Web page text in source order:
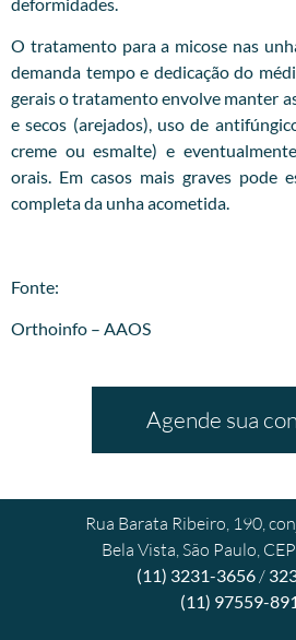
O tratamento para a micose nas
demanda tempo e dedicação do
gerais o tratamento envolve manter
e secos (arejados), uso de
creme ou esmalte) e
orais. Em casos mais graves pode
completa da unha acometida.
Fonte:
Orthoinfo – AAOS
Agende sua
Rua Barata Ribeiro, 190,
Bela Vista, São Paulo,
(11) 3231-3656/
(11) 97559-